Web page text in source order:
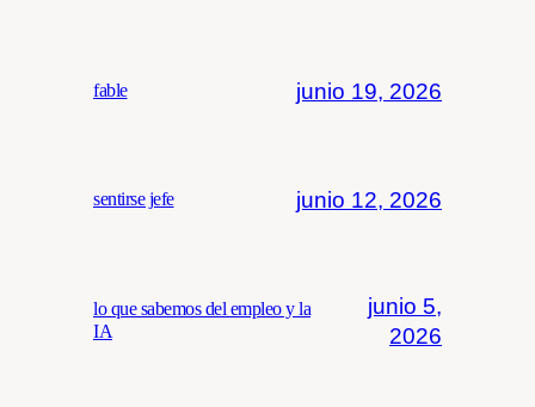
fable junio 19, 2026
sentirse jefe junio 12, 2026
lo que sabemos del empleo y la
IA
junio 5,
2026